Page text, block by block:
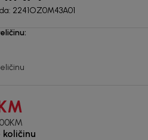
2241OZ0M43A01
:
KM